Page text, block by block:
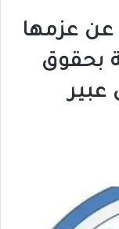
عن عزمها
بحقوق
عبير